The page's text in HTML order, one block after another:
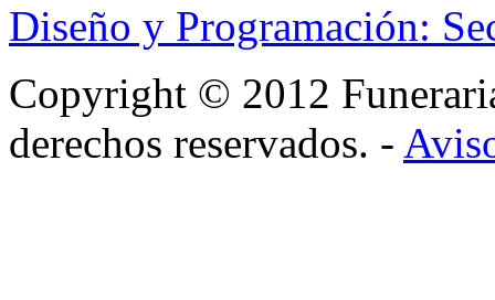
Diseño y Programación:
Copyright © 2012
derechos reservados. -